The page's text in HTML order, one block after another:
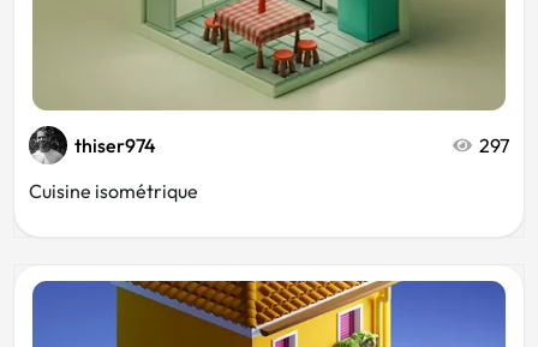
thiser974
297
Cuisine isométrique